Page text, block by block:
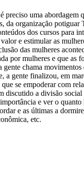
preciso uma
da organização potiguar
dos cursos
e estimular as
das mulheres
por mulheres e que as
gente chama
a gente finalizou, em
se empoderar com
discutido a divisão
e ver o
e as últimas a
etc.